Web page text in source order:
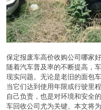
保定报废车高价收购公司哪家
随着汽车普及率的不断提高，
现实问题。无论是老旧的面包
当它们达到使用年限或行驶里
自己负责，也是对环境和安全
车回收公司尤为关键。本文将